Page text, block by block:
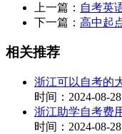
上一篇： 自考英
下一篇： 高中起
相关推荐
浙江可以自考的
时间：2024-08-
浙江助学自考费
时间：2024-08-